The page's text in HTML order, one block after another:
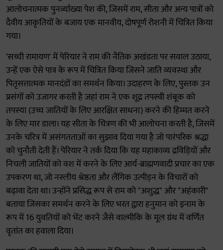
आलोचनात्मक पुनर्व्याख्या पेश की, जिसमें राम, सीता और अन्य पात्रों को
दैवीय आकृतियों के बजाय एक मानवीय, दोषपूर्ण रोशनी में चित्रित किया
गया।
'सच्ची रामायण' में पेरियार ने राम की नैतिक अखंडता पर सवाल उठाया,
उन्हें एक ऐसे पात्र के रूप में चित्रित किया जिसने जाति व्यवस्था और
पितृसत्तात्मक मानदंडों का समर्थन किया। उदाहरण के लिए, पुस्तक उन
प्रसंगों को उजागर करती है जहां राम ने एक शूद्र तपस्वी शंबूक को
तपस्या (उच्च जातियों के लिए आरक्षित साधना) करने की हिम्मत करने
के लिए मार डाला। यह सीता के चित्रण की भी आलोचना करती है, जिसमें
उनके चरित्र में असंगतताओं का सुझाव दिया गया है जो पारंपरिक श्रद्धा
को चुनौती देती हैं। पेरियार ने तर्क दिया कि यह महाकाव्य द्रविड़ियों और
निचली जातियों को वश में करने के लिए आर्य-ब्राह्मणवादी प्रचार का एक
उपकरण था, जो नस्लीय श्रेष्ठता और लैंगिक उत्पीड़न के विचारों को
बढ़ावा देता था। उन्होंने प्रसिद्ध रूप से राम को "अशुद्ध" और "अहंकारी"
बताया जिसका समर्थन करने के लिए भरत द्वारा हनुमान को इनाम के
रूप में 16 युवतियों को भेंट करने जैसे वाल्मीकि के मूल ग्रंथ में वर्णित
वृतांत का हवाला दिया।